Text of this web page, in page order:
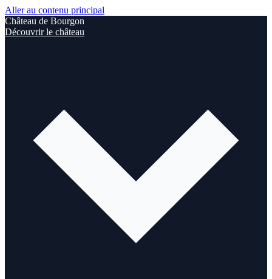
Aller au contenu principal
Château de Bourgon
Découvrir le château